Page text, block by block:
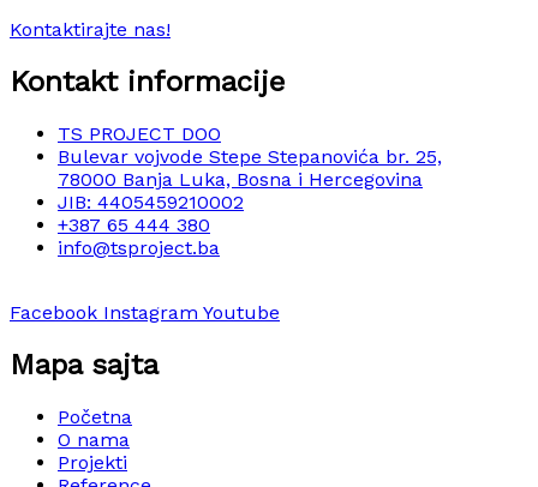
Kontaktirajte nas!
Kontakt informacije
TS PROJECT DOO
Bulevar vojvode Stepe Stepanovića br. 25,
78000 Banja Luka, Bosna i Hercegovina
JIB: 4405459210002
+387 65 444 380
info@tsproject.ba
Facebook Instagram Youtube
Mapa sajta
Početna
O nama
Projekti